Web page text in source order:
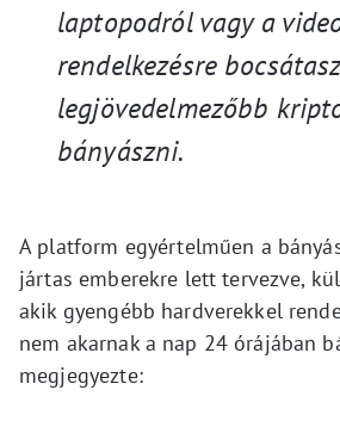
laptopodról vagy a
rendelkezésre
legjövedelmezőbb
bányászni.
A platform egyértelműen a
jártas emberekre lett tervezve,
akik gyengébb hardverekkel
nem akarnak a nap 24 órájában
megjegyezte: